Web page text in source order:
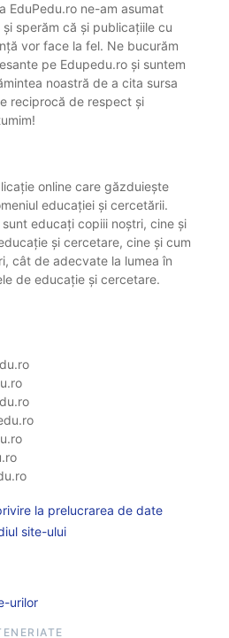
EduPedu.ro ne-am asumat
sperăm că și publicațiile cu
vor face la fel. Ne bucurăm
pe Edupedu.ro și suntem
noastră de a cita sursa
reciprocă de respect și
online care găzduiește
educației și cercetării.
educați copiii noștri, cine și
și cercetare, cine și cum
cât de adecvate la lumea în
de educație și cercetare.
la prelucrarea de date
site-ului
urilor